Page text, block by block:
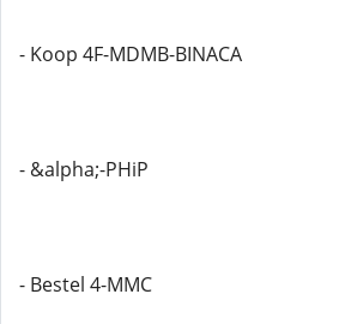
- Koop 4F-MDMB-BINACA
- &alpha;-PHiP
- Bestel 4-MMC